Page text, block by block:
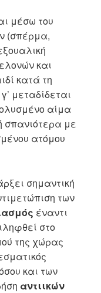
μέσω του
(σπέρμα,
και
κατά τη
μεταδίδεται
αίμα
σπανιότερα με
ατόμου
σημαντική
των
έναντι
στο
της χώρας
και των
αντιικών